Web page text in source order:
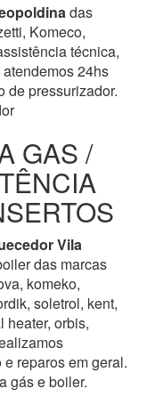
das
Komeco,
técnica,
24hs
de pressurizador.
GAS /
Vila
das marcas
komeko,
soletrol, kent,
heater, orbis,
reparos em geral.
gás e boiler.